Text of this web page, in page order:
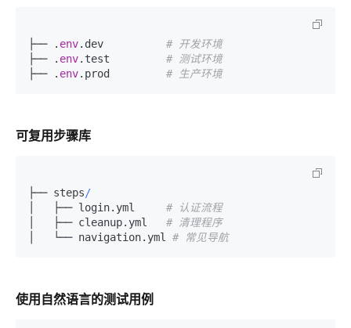
├── . env.dev # 开发环境
├── . env.test # 测试环境
├── . env.prod # 生产环境
可复用步骤库
├── steps/
│   ├── login.yml # 认证流程
│   ├── cleanup.yml # 清理程序
│   └── navigation.yml # 常见导航
使用自然语言的测试用例